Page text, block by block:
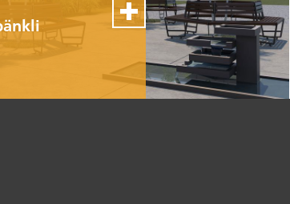
Swiss Made
und